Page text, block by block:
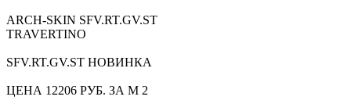
ARCH-SKIN SFV.RT.GV.ST
TRAVERTINO
SFV.RT.GV.ST НОВИНКА
ЦЕНА 12206 РУБ. ЗА М 2